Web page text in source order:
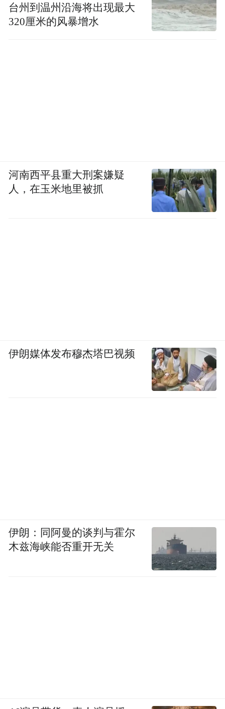
台州到温州沿海将出现最大
320厘米的风暴增水
河南西平县重大刑案嫌疑
人，在玉米地里被抓
伊朗媒体发布穆杰塔巴视频
伊朗：同阿曼的谈判与霍尔
木兹海峡能否重开无关